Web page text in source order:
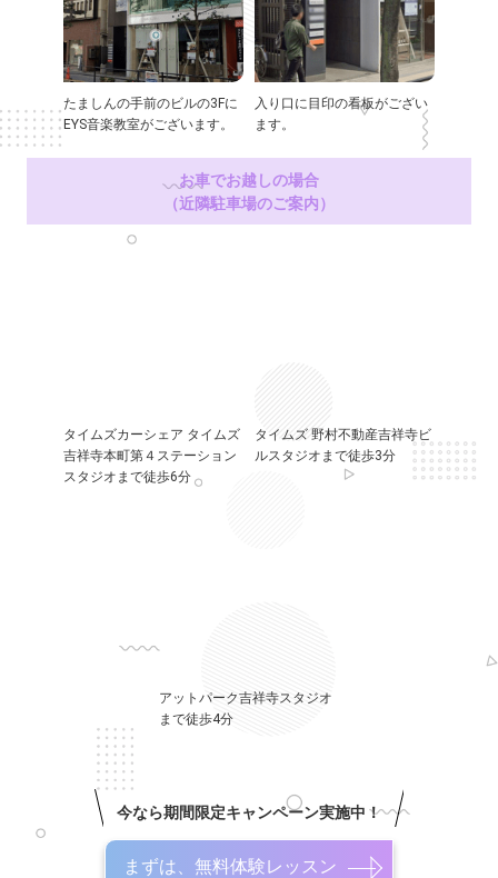
たましんの手前のビルの3Fに
EYS音楽教室がございます。
入り口に目印の看板がござい
ます。
お車でお越しの場合
（近隣駐車場のご案内）
タイムズカーシェア タイムズ
吉祥寺本町第４ステーション
スタジオまで徒歩6分
タイムズ 野村不動産吉祥寺ビ
ルスタジオまで徒歩3分
アットパーク吉祥寺スタジオ
まで徒歩4分
今なら期間限定キャンペーン実施中！
まずは、無料体験レッスン